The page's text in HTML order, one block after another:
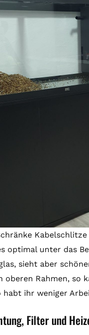
optimal unter das
sieht aber
Rahmen, so
ihr weniger
Filter und